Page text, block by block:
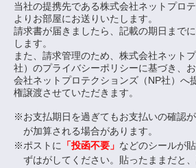
当社の提携先である株式会社ネットプロ
よりお部屋にお送りいたします。
請求書が届きましたら、記載の期日まで
します。
また、請求管理のため、株式会社ネット
社）のプライバシーポリシーに基づき、
会社ネットプロテクションズ（NP社）へ
権譲渡させていただきます。
お支払期日を過ぎてもお支払いの確認
が加算される場合があります。
ポストに
「投函不要」 などのシールが
ずはがしてください。貼ったままだと